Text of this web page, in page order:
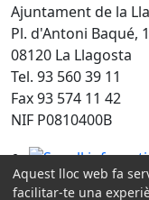
Ajuntament de la
Pl. d'Antoni Baqué, 1
08120 La Llagosta
Tel. 93 560 39 11
Fax 93 574 11 42
NIF P0810400B
Segell
Amb la
Aquest lloc web fa
facilitar-te una